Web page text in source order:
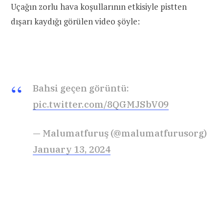
Uçağın zorlu hava koşullarının etkisiyle pistten
dışarı kaydığı görülen video şöyle:
Bahsi geçen görüntü:
pic.twitter.com/8QGMJSbV09
— Malumatfuruş (@malumatfurusorg)
January 13, 2024